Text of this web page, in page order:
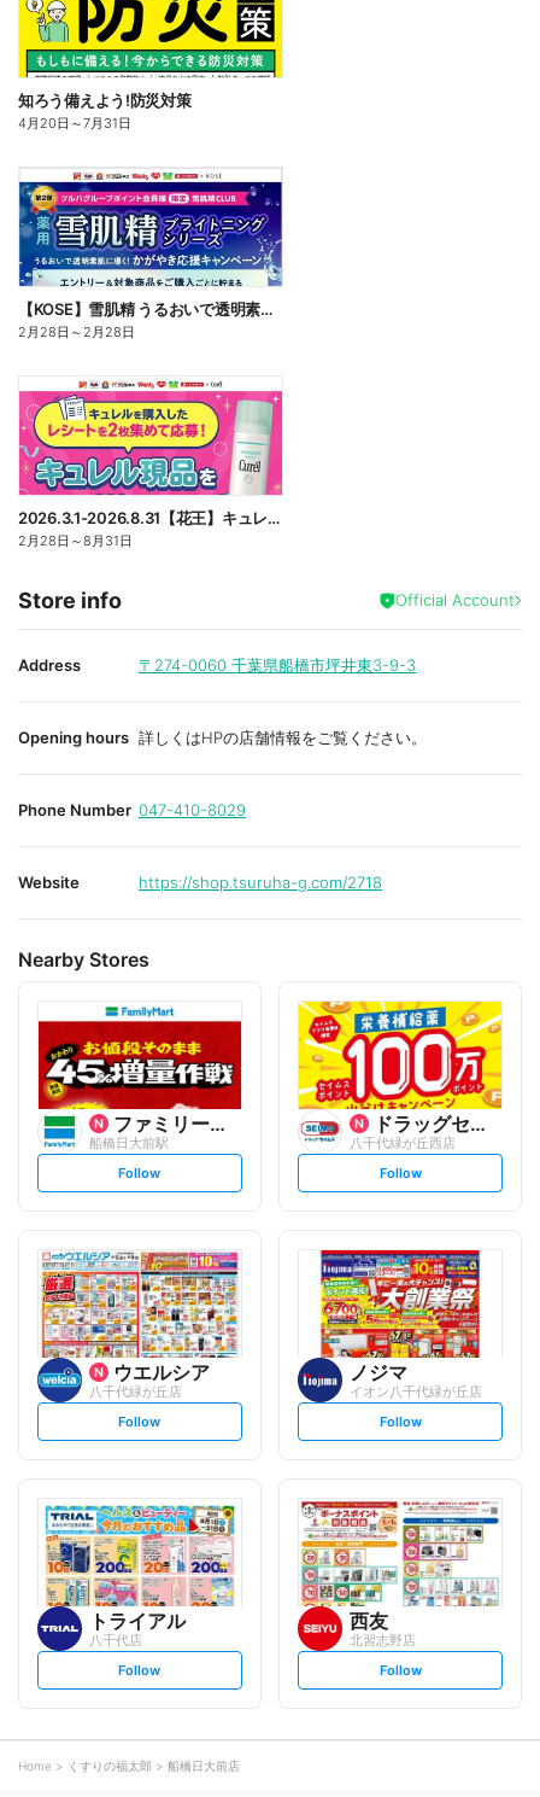
知ろう備えよう!防災対策
4月20日 ～7月31日
【KOSE】雪肌精 うるおいで透明素肌に導く!かがやき習慣応援キャンペーン
2月28日 ～ 2月28日
2026.3.1-2026.8.31【花王】キュレル現品プレゼントレシート応募キャンペーン
2月28日 ～8月31日
Store info Official Account
Address 〒274-0060 千葉県船橋市坪井東3-9-3
Opening hours 詳しくはHPの店舗情報をご覧ください。
Phone Number 047-410-8029
Website https://shop.tsuruha-g.com/2718
Nearby Stores
ファミリーマート
船橋日大前駅
s
t
l
o
w
Follow
ドラッグセイムス
八千代緑が丘西店
s
t
l
o
w
Follow
ウエルシア
八千代緑が丘店
s
t
o
w
Follow
ノジマ
イオン八千代緑が丘店
s
t
l
o
w
Follow
トライアル
八千代店
s
t
o
w
Follow
西友
北習志野店
s
t
Follow
Home くすりの福太郎 船橋日大前店